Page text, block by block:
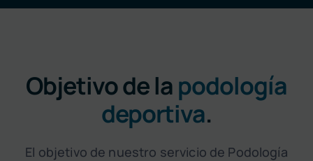
Objetivo de lapodología
deportiva.
El objetivo de nuestro servicio de Podología